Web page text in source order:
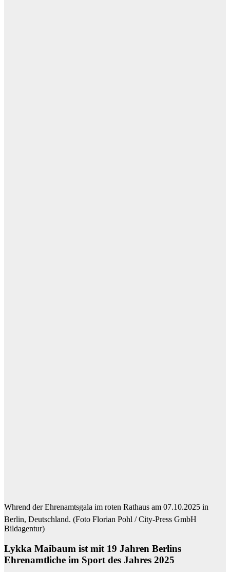
Whrend der Ehrenamtsgala im roten Rathaus am 07.10.2025 in
Berlin, Deutschland. (Foto Florian Pohl / City-Press GmbH
Bildagentur)
Lykka Maibaum ist mit 19 Jahren Berlins
Ehrenamtliche im Sport des Jahres 2025